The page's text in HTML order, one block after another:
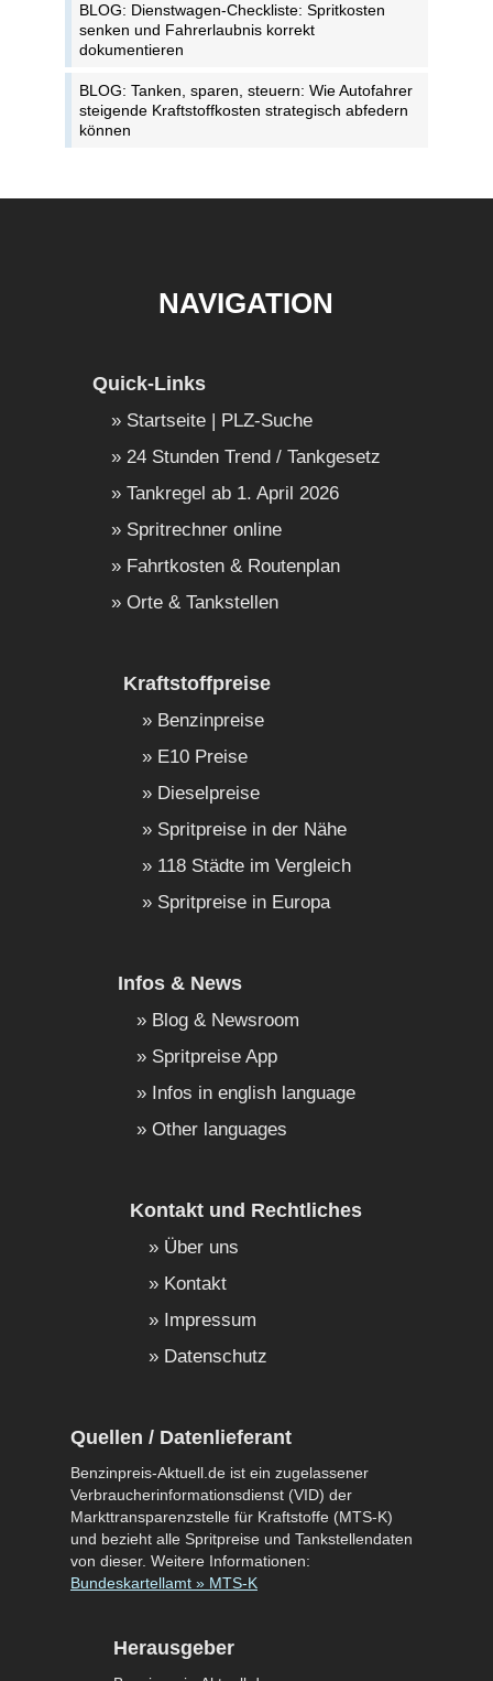
BLOG: Dienstwagen-Checkliste: Spritkosten
senken und Fahrerlaubnis korrekt
dokumentieren
BLOG: Tanken, sparen, steuern: Wie Autofahrer
steigende Kraftstoffkosten strategisch abfedern
können
NAVIGATION
Quick-Links
Startseite | PLZ-Suche
24 Stunden Trend / Tankgesetz
Tankregel ab 1. April 2026
Spritrechner online
Fahrtkosten & Routenplan
Orte & Tankstellen
Kraftstoffpreise
Benzinpreise
E10 Preise
Dieselpreise
Spritpreise in der Nähe
118 Städte im Vergleich
Spritpreise in Europa
Infos & News
Blog & Newsroom
Spritpreise App
Infos in english language
Other languages
Kontakt und Rechtliches
Über uns
Kontakt
Impressum
Datenschutz
Quellen / Datenlieferant
Benzinpreis-Aktuell.de ist ein zugelassener
Verbraucherinformationsdienst (VID) der
Markttransparenzstelle für Kraftstoffe (MTS-K)
und bezieht alle Spritpreise und Tankstellendaten
von dieser. Weitere Informationen:
Bundeskartellamt » MTS-K
Herausgeber